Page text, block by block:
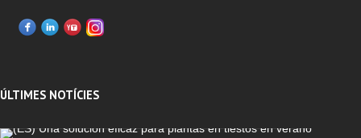
ÚLTIMES NOTÍCIES